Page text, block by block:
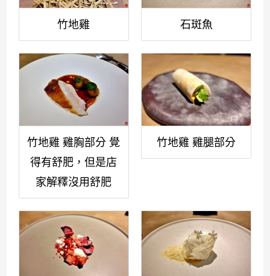
竹地雞 石斑魚
竹地雞 雞胸部分 覺
得有舒肥，但是店
家解釋沒用舒肥
竹地雞 雞腿部分